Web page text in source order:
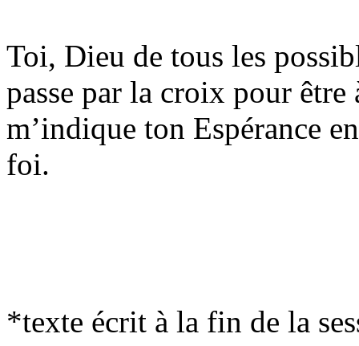
Toi, Dieu de tous les
passe par la croix pour
m’indique ton Espérance
foi.
*texte écrit à la fin de la